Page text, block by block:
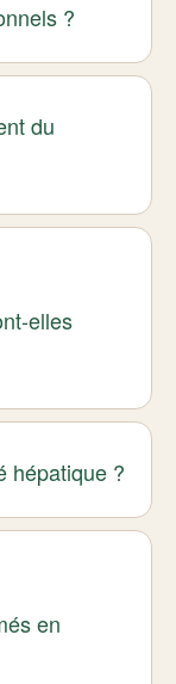
?
du
elles
hépatique ?
en